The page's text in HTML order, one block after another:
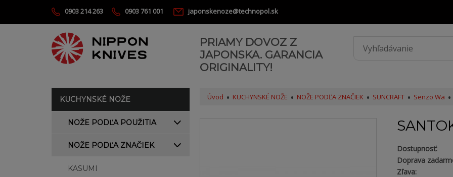
0903 214 263 0903 761 001 japonskenoze@technopol.sk
PRIAMY DOVOZ Z
JAPONSKA. GARANCIA
ORIGINALITY!
KUCHYNSKÉ NOŽE
NOŽE PODĽA POUŽITIA
NOŽE PODĽA ZNAČIEK
KASUMI
Úvod KUCHYNSKÉ NOŽE NOŽE PODĽA ZNAČIEK SUNCRAFT Senzo Wa
Dostupnosť:
Doprava
Zľava: